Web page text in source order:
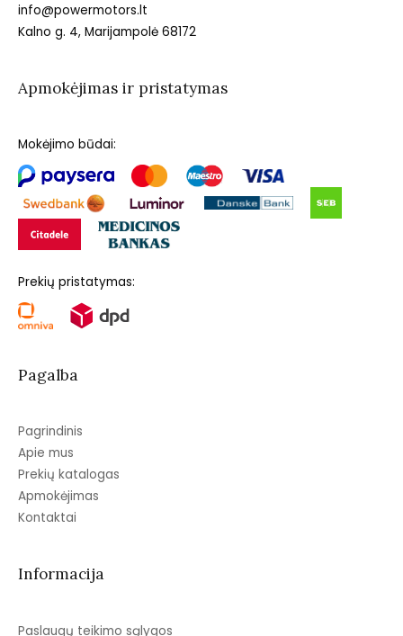
info@powermotors.lt
Kalno g. 4, Marijampolė 68172
Apmokėjimas ir pristatymas
Mokėjimo būdai:
Prekių pristatymas:
Pagalba
Pagrindinis
Apie mus
Prekių katalogas
Apmokėjimas
Kontaktai
Informacija
Paslaugų teikimo sąlygos